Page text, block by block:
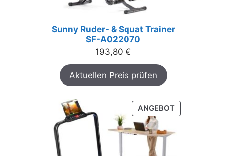
Sunny Ruder- & Squat Trainer
SF-A022070
193,80 €
Aktuellen Preis prüfen
ANGEBOTPRODUKT
IM
ANGEBOT